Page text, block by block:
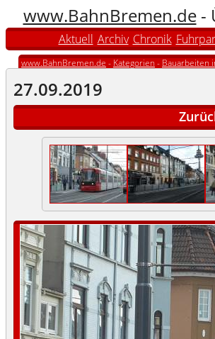
www.BahnBremen.de-
Aktuell Archiv Chronik
www.BahnBremen.de - Kategorien - Bauarbeiten
27.09.2019